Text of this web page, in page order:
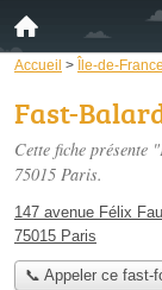
Accueil > Île-de-France
Fast-
Cette fiche
75015 Paris.
147 avenue Félix
75015 Paris
📞 Appeler ce fast-